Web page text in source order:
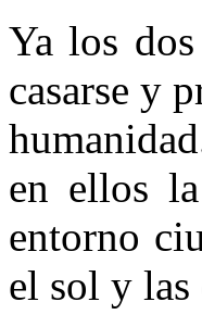
Ya los
casarse y
en ellos
entorno
el sol y